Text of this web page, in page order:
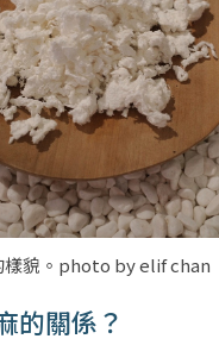
樣貌。photo by elif chan
的關係？